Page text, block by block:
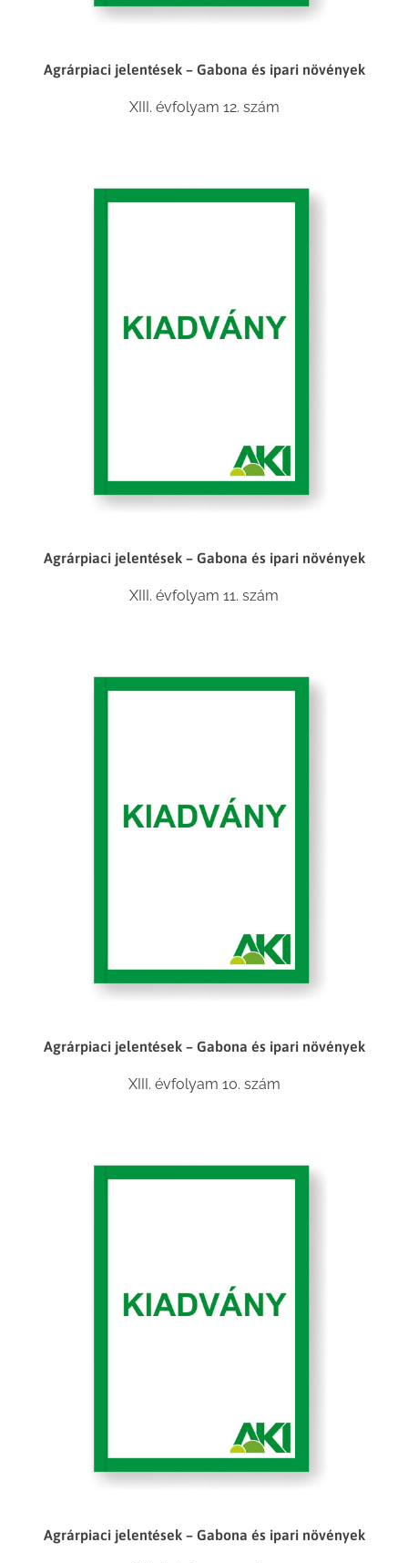
Agrárpiaci jelentések – Gabona és ipari növények
XIII. évfolyam 12. szám
Agrárpiaci jelentések – Gabona és ipari növények
XIII. évfolyam 11. szám
Agrárpiaci jelentések – Gabona és ipari növények
XIII. évfolyam 10. szám
Agrárpiaci jelentések – Gabona és ipari növények